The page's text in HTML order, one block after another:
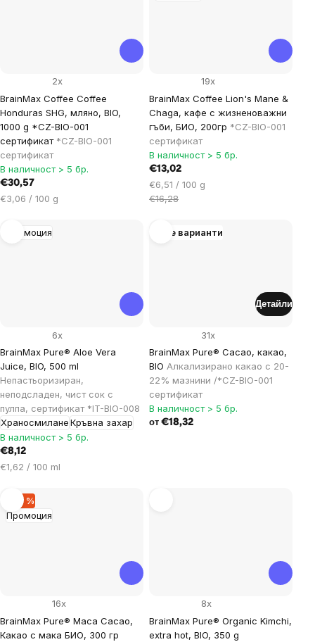
BrainMax Coffee Coffee
Honduras SHG, мляно, BIO,
1000 g *CZ-BIO-001
сертификат *CZ-BIO-001
сертификат
2x
В наличност > 5 бр.
€30,57
Цена
мярка:
€3,06 / 100 g
BrainMax Coffee Lion's Mane &
Chaga, кафе с жизненоважни
гъби, БИО, 200гр *CZ-BIO-001
сертификат
19x
В наличност > 5 бр.
€13,02
Цена
за
€6,51 / 100 g
€16,28
Промоция
BrainMax Pure® Aloe Vera
Juice, BIO, 500 ml
Непастьоризиран,
неподсладен, чист сок с
пулпа, сертификат *IT-BIO-008
ХраносмиланеКръвна захар
6x
В наличност > 5 бр.
€8,12
Цена
мярка:
€1,62 / 100 ml
Още варианти
BrainMax Pure® Cacao, какао,
BIO Алкализирано какао с 20-
22% мазнини /*CZ-BIO-001
сертификат
31x
В наличност > 5 бр.
от €18,32
Детайли
Промоция
–20 %
BrainMax Pure® Maca Cacao,
Какао с мака БИО, 300 гр
16x
BrainMax Pure® Organic Kimchi,
extra hot, BIO, 350 g
8x